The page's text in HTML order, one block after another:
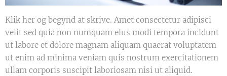
Klik her og begynd at skrive. Amet consectetur adipisci
velit sed quia non numquam eius modi tempora incidunt
ut labore et dolore magnam aliquam quaerat voluptatem
ut enim ad minima veniam quis nostrum exercitationem
ullam corporis suscipit laboriosam nisi ut aliquid.